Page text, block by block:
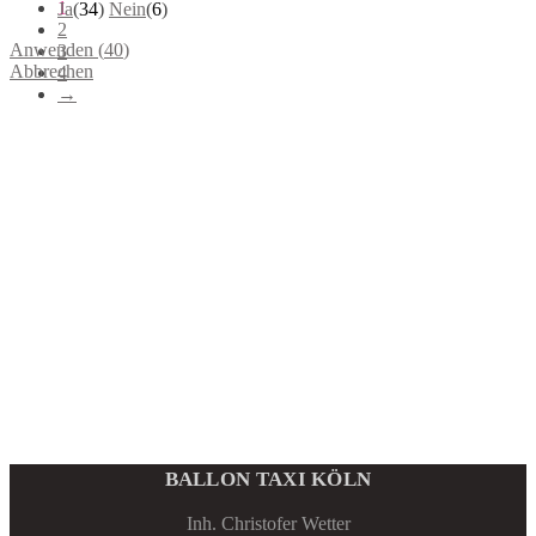
Produktseite
1
2
3
4
→
Ja(34) Nein(6)
Anwenden (40)
Abbrechen
BALLON TAXI KÖLN
Inh. Christofer Wetter